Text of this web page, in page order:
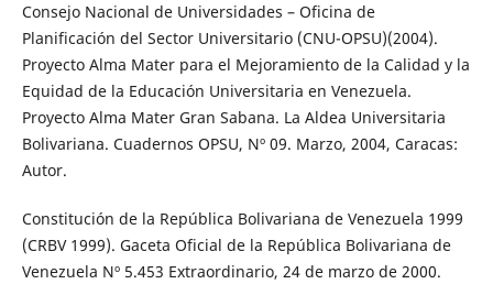
Consejo Nacional de Universidades – Oficina de
Planificación del Sector Universitario (CNU-OPSU)(2004).
Proyecto Alma Mater para el Mejoramiento de la Calidad y la
Equidad de la Educación Universitaria en Venezuela.
Proyecto Alma Mater Gran Sabana. La Aldea Universitaria
Bolivariana. Cuadernos OPSU, Nº 09. Marzo, 2004, Caracas:
Autor.
Constitución de la República Bolivariana de Venezuela 1999
(CRBV 1999). Gaceta Oficial de la República Bolivariana de
Venezuela Nº 5.453 Extraordinario, 24 de marzo de 2000.